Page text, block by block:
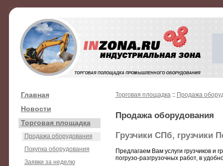
Главная
Новости
Торговая площадка
Продажа оборудования
Покупка оборудования
Заявки за неделю
Торговая площадка:: Продажа
Продажа оборудования
Грузчики СПб, грузчики
Предлагаем Вам услуги грузчиков и
погрузо-разгрузочныx работ, в